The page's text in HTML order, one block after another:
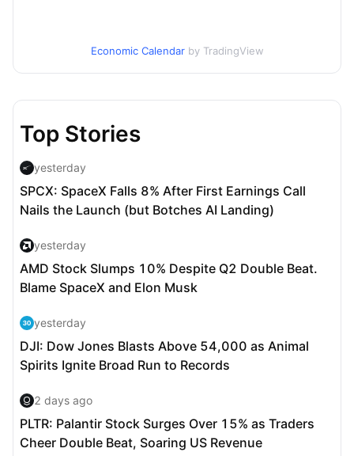
Economic Calendar by TradingView